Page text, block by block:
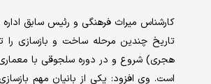
کارشناس میراث فرهنگی و رئیس سابق
تاریخ چندین مرحله ساخت و بازسازی
هجری) شروع و در دوره سلجوقی با
است. وی افزود: یکی از بانیان مهم